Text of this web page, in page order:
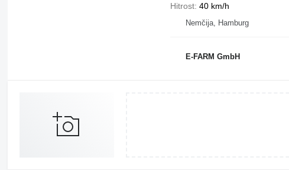
Hitrost 40 km/h
Nemčija, Hamburg
E-FARM GmbH